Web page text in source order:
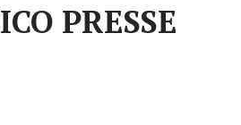
PRESSE